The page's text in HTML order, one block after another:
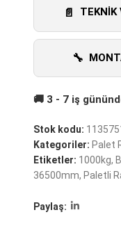
TEKNIK
Stok kodu:
Kategoriler: Palet
Etiketler: 1000kg,
36500mm, Paletli
Paylaş: